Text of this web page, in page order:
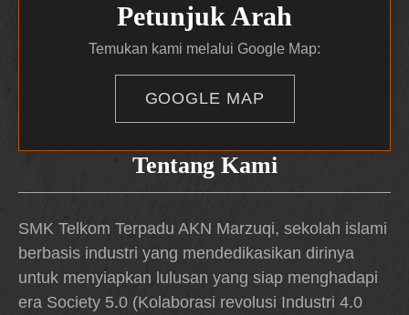
Tentang Kami
SMK Telkom Terpadu AKN Marzuqi, sekolah islami
berbasis industri yang mendedikasikan dirinya
untuk menyiapkan lulusan yang siap menghadapi
era Society 5.0 (Kolaborasi revolusi Industri 4.0
Petunjuk Arah
Temukan kami melalui Google Map:
GOOGLE MAP